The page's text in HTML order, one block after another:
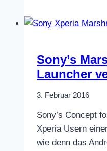
Sony’s
Launcher
3. Februar 2016
Sony’s Concept
Xperia Usern
wie denn das